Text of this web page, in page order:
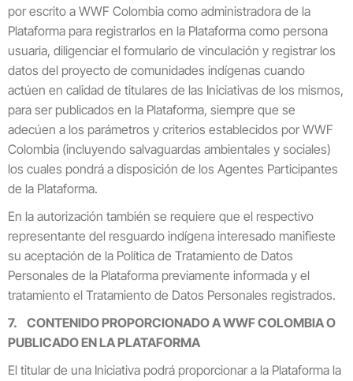
por escrito a WWF Colombia como administradora de la
Plataforma para registrarlos en la Plataforma como persona
usuaria, diligenciar el formulario de vinculación y registrar los
datos del proyecto de comunidades indígenas cuando
actúen en calidad de titulares de las Iniciativas de los mismos,
para ser publicados en la Plataforma, siempre que se
adecúen a los parámetros y criterios establecidos por WWF
Colombia (incluyendo salvaguardas ambientales y sociales)
los cuales pondrá a disposición de los Agentes Participantes
de la Plataforma.
En la autorización también se requiere que el respectivo
representante del resguardo indígena interesado manifieste
su aceptación de la Política de Tratamiento de Datos
Personales de la Plataforma previamente informada y el
tratamiento el Tratamiento de Datos Personales registrados.
7. CONTENIDO PROPORCIONADO A WWF COLOMBIA O
PUBLICADO EN LA PLATAFORMA
El titular de una Iniciativa podrá proporcionar a la Plataforma la